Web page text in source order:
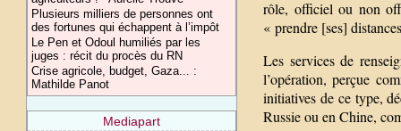
Plusieurs milliers de personnes ont
des fortunes qui échappent à l’impôt
Le Pen et Odoul humiliés par les
juges : récit du procès du RN
Crise agricole, budget, Gaza... :
Mathilde Panot
Mediapart
rôle, officiel ou non
« prendre [ses]
Les services de
l’opération, perçue
initiatives de ce type,
Russie ou en Chine,